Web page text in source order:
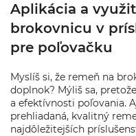
Aplikácia a
brokovnicu v
pre poľovačku
Myslíš si, že remeň na
doplnok? Mýliš sa,
a efektívnosti poľovania.
prehliadaná, kvalitný
najdôležitejších